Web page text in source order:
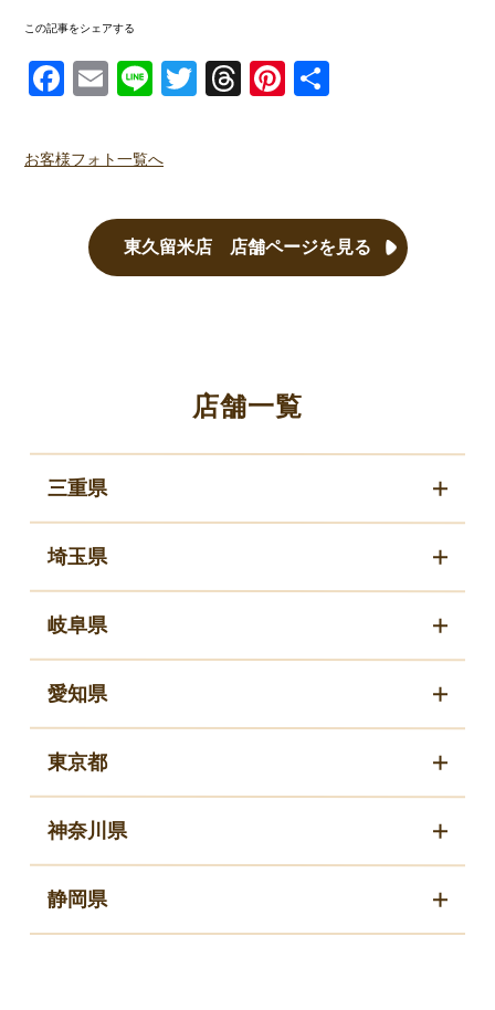
この記事をシェアする
FacebookEmail Line Twitter Threads Pinterest
お客様フォト一覧へ
東久留米店 店舗ページを見る
店舗一覧
三重県
埼玉県
岐阜県
愛知県
東京都
神奈川県
静岡県